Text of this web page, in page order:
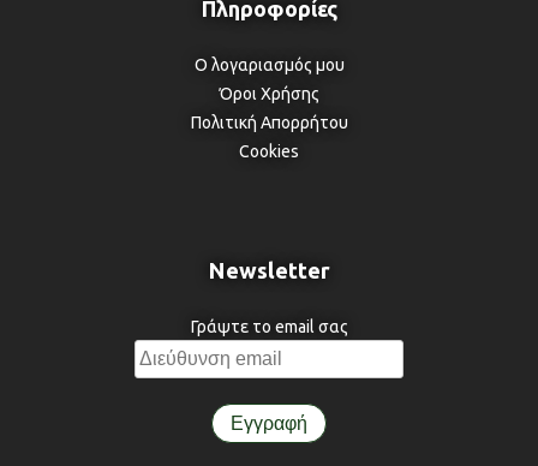
Ο λογαριασμός μου
Όροι Χρήσης
Πολιτική Απορρήτου
Cookies
Newsletter
Γράψτε το email σας